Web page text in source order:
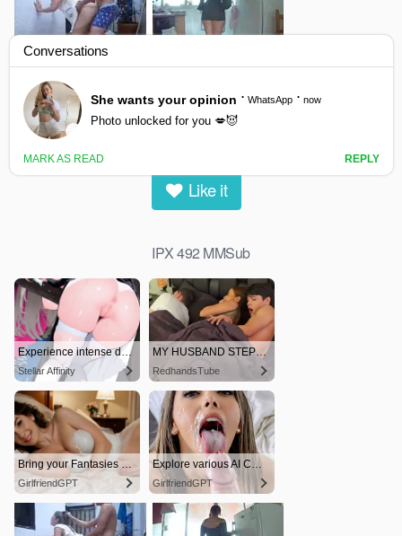
IPX 492 MMSub
0views | 0likes
Like it
IPX 492 MMSub